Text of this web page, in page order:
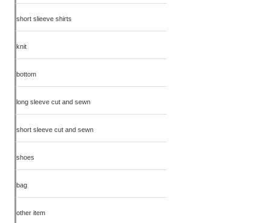
short slieeve shirts
knit
bottom
long sleeve cut and sewn
short sleeve cut and sewn
shoes
bag
other item